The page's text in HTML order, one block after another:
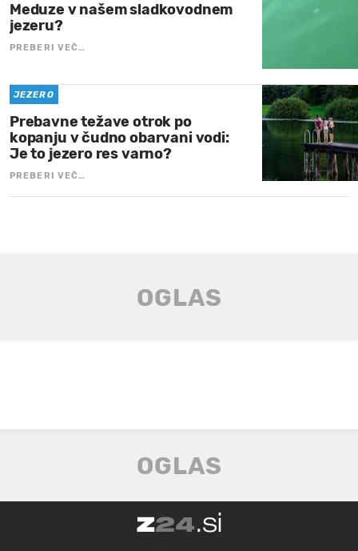
Meduze v našem sladkovodnem
jezeru?
PREBERI VEČ…
JEZERO
Prebavne težave otrok po
kopanju v čudno obarvani vodi:
Je to jezero res varno?
PREBERI VEČ…